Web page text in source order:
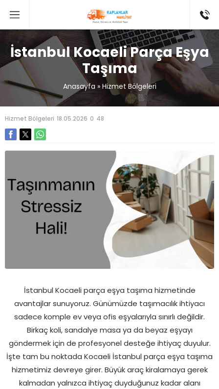
İstanbul Kocaeli Parça Eşya
Taşıma
Anasayfa» Hizmet Bölgeleri
Hizmet Bölgeleri 18.05.2026 0 48
İstanbul Kocaeli parça eşya taşıma hizmetinde
avantajlar sunuyoruz. Günümüzde taşımacılık ihtiyacı
sadece komple ev veya ofis eşyalarıyla sınırlı değildir.
Birkaç koli, sandalye masa ya da beyaz eşyayı
göndermek için de profesyonel desteğe ihtiyaç duyulur.
İşte tam bu noktada Kocaeli İstanbul parça eşya taşıma
hizmetimiz devreye girer. Büyük araç kiralamaya gerek
kalmadan yalnızca ihtiyaç duyduğunuz kadar alanı